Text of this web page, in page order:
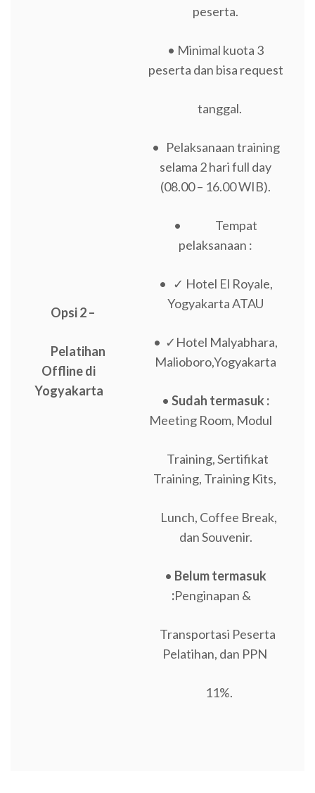
Opsi 2 –
Pelatihan
Offline di
Yogyakarta
peserta.
• Minimal kuota 3
peserta dan bisa request
tanggal.
• Pelaksanaan training
selama 2 hari full day
(08.00 – 16.00 WIB).
• Tempat
pelaksanaan :
• ✓ Hotel El Royale,
Yogyakarta ATAU
• ✓Hotel Malyabhara,
Malioboro,Yogyakarta
• Sudah termasuk :
Meeting Room, Modul
Training, Sertifikat
Training, Training Kits,
Lunch, Coffee Break,
dan Souvenir.
• Belum termasuk
:Penginapan &
Transportasi Peserta
Pelatihan, dan PPN
11%.